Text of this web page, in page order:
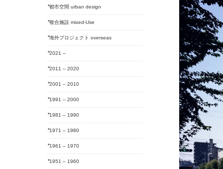
都市空間 urban design
複合施設 mixed-Use
海外プロジェクト overseas
2021 –
2011 – 2020
2001 – 2010
1991 – 2000
1981 – 1990
1971 – 1980
1961 – 1970
1951 – 1960